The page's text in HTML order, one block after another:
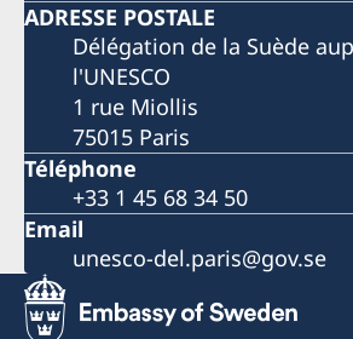
ADRESSE POSTALE
Délégation de la Suède
l'UNESCO
1 rue Miollis
75015 Paris
Téléphone
+33 1 45 68 34 50
Email
unesco-del.paris@gov.se